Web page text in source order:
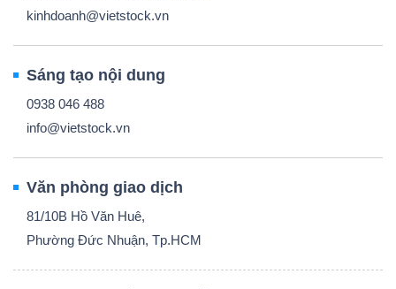
kinhdoanh@vietstock.vn
Sáng tạo nội dung
0938 046 488
info@vietstock.vn
Văn phòng giao dịch
81/10B Hồ Văn Huê,
Phường Đức Nhuận, Tp.HCM